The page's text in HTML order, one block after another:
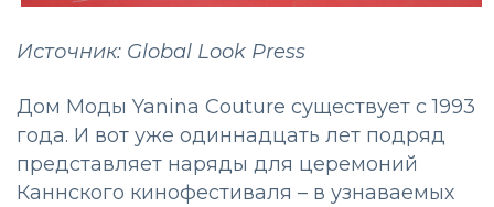
Источник: Global Look Press
Дом Моды Yanina Couture существует с 1993
года. И вот уже одиннадцать лет подряд
представляет наряды для церемоний
Каннского кинофестиваля – в узнаваемых